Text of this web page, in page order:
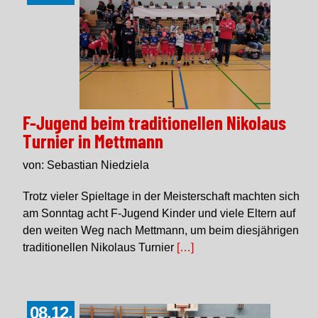
F-Jugend beim traditionellen Nikolaus
Turnier in Mettmann
von: Sebastian Niedziela
Trotz vieler Spieltage in der Meisterschaft machten sich
am Sonntag acht F-Jugend Kinder und viele Eltern auf
den weiten Weg nach Mettmann, um beim diesjährigen
traditionellen Nikolaus Turnier […]
08.12.